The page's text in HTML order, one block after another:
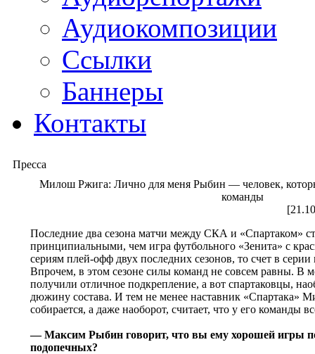
Аудиокомпозиции
Ссылки
Баннеры
Контакты
Пресса
Милош Ржига: Лично для меня Рыбин — человек,
команды
Последние два сезона матчи между СКА и «Спартаком»
принципиальными, чем игра футбольного «Зенита» с
сериям плей-офф двух последних сезонов, то счет в
Впрочем, в этом сезоне силы команд не совсем равны. В
получили отличное подкрепление, а вот спартаковцы,
дюжину состава. И тем не менее наставник «Спартака»
собирается, а даже наоборот, считает, что у его команды
— Максим Рыбин говорит, что вы ему хорошей игры
подопечных?